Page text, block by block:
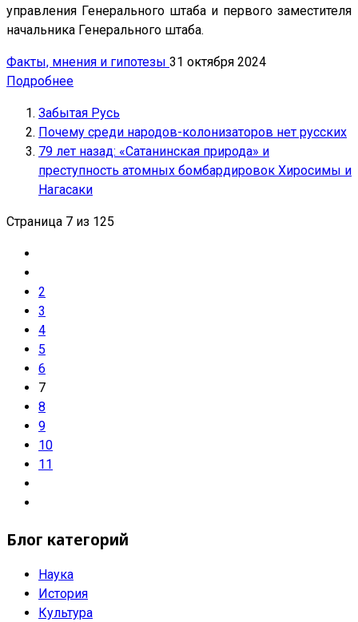
управления Генерального штаба и первого заместителя
начальника Генерального штаба.
Факты, мнения и гипотезы 31 октября 2024
Подробнее
Забытая Русь
Почему среди народов-колонизаторов нет русских
79 лет назад: «Сатанинская природа» и
преступность атомных бомбардировок Хиросимы и
Нагасаки
Страница 7 из 125
2
3
4
5
6
7
8
9
10
11
Блог категорий
Наука
История
Культура